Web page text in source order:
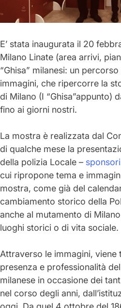
E’ stata inaugurata il 20
Milano Linate (area arrivi,
“Ghisa” milanesi: un percorso
immagini, che ripercorre la
di Milano (I “Ghisa”appunto)
fino ai giorni nostri.
La mostra è realizzata dal
di qualche mese la
della polizia Locale –
cui ripropone tema e
mostra, come già del
cambiamento storico della
anche al mutamento di
luoghi storici o di vita sociale.
Attraverso le immagini, viene
presenza e professionalità
milanese in occasione dei
nel corso degli anni,